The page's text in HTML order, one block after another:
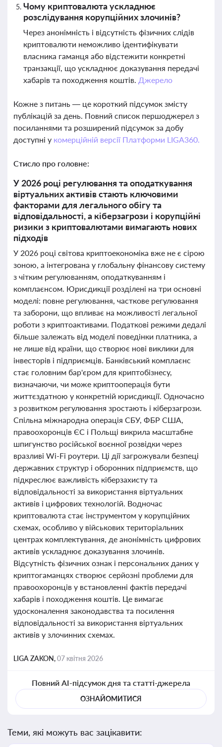
Чому криптовалюта ускладнює
розслідування корупційних злочинів?
Через анонімність і відсутність фізичних слідів
криптовалюти неможливо ідентифікувати
власника гаманця або відстежити конкретні
транзакції, що ускладнює доказування передачі
хабарів та походження коштів. Джерело
Кожне з питань — це короткий підсумок змісту
публікацій за день. Повний список першоджерел з
посиланнями та розширений підсумок за добу
доступні у комерційній версії Платформи LIGA360.
Стисло про головне:
У 2026 році регулювання та оподаткування
віртуальних активів стають ключовими
факторами для легального обігу та
відповідальності, а кіберзагрози і корупційні
ризики з криптовалютами вимагають нових
підходів
У 2026 році світова криптоекономіка вже не є сірою
зоною, а інтегрована у глобальну фінансову систему
з чітким регулюванням, оподаткуванням і
комплаєнсом. Юрисдикції розділені на три основні
моделі: повне регулювання, часткове регулювання
та заборони, що впливає на можливості легальної
роботи з криптоактивами. Податкові режими дедалі
більше залежать від моделі поведінки платника, а
не лише від країни, що створює нові виклики для
інвесторів і підприємців. Банківський комплаєнс
стає головним бар'єром для криптобізнесу,
визначаючи, чи може криптооперація бути
життєздатною у конкретній юрисдикції. Одночасно
з розвитком регулювання зростають і кіберзагрози.
Спільна міжнародна операція СБУ, ФБР США,
правоохоронців ЄС і Польщі викрила масштабне
шпигунство російської воєнної розвідки через
вразливі Wi-Fi роутери. Ці дії загрожували безпеці
державних структур і оборонних підприємств, що
підкреслює важливість кіберзахисту та
відповідальності за використання віртуальних
активів і цифрових технологій. Водночас
криптовалюта стає інструментом у корупційних
схемах, особливо у військових територіальних
центрах комплектування, де анонімність цифрових
активів ускладнює доказування злочинів.
Відсутність фізичних ознак і персональних даних у
криптогаманцях створює серйозні проблеми для
правоохоронців у встановленні фактів передачі
хабарів і походження коштів. Це вимагає
удосконалення законодавства та посилення
відповідальності за використання віртуальних
активів у злочинних схемах.
LIGA ZAKON,07 квітня 2026
Повний AI-підсумок дня та статті-джерела
ОЗНАЙОМИТИСЯ
Теми, які можуть вас зацікавити: